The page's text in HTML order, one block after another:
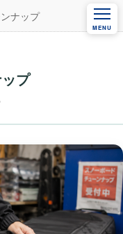
ナップ
プ